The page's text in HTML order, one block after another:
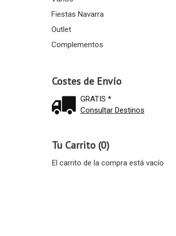
Fiestas Navarra
Outlet
Complementos
Costes de Envío
GRATIS *
Consultar Destinos
Tu Carrito (0)
El carrito de la compra está vacío